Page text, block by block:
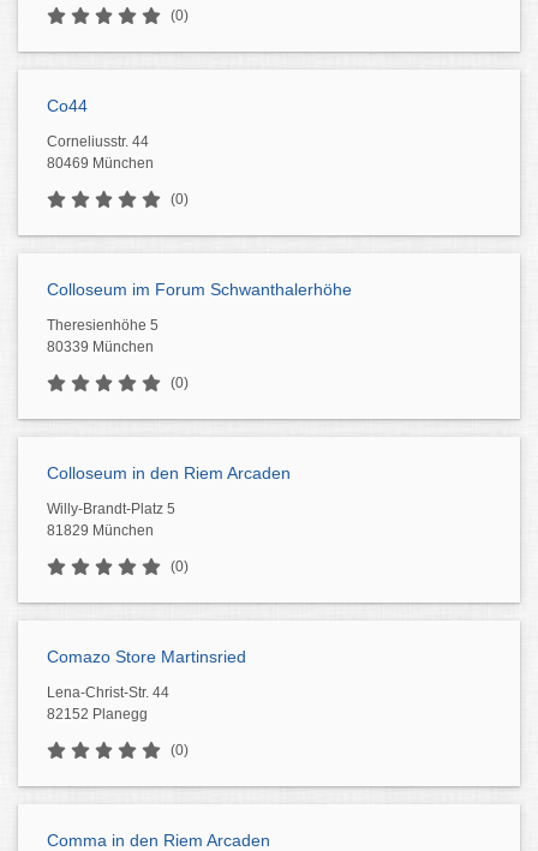
(0)
Co44
Corneliusstr. 44
80469 München
(0)
Colloseum im Forum Schwanthalerhöhe
Theresienhöhe 5
80339 München
(0)
Colloseum in den Riem Arcaden
Willy-Brandt-Platz 5
81829 München
(0)
Comazo Store Martinsried
Lena-Christ-Str. 44
82152 Planegg
(0)
Comma in den Riem Arcaden